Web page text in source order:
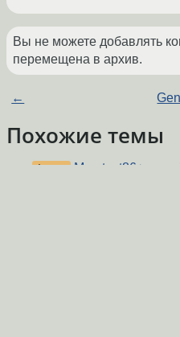
Вы не можете добавлять
перемещена в архив.
←
Похожие темы
Форум Memtest86+